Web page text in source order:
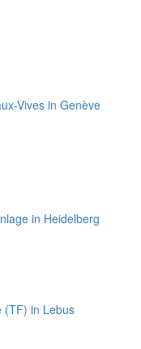
Vives in Genève
in Heidelberg
(TF) in Lebus